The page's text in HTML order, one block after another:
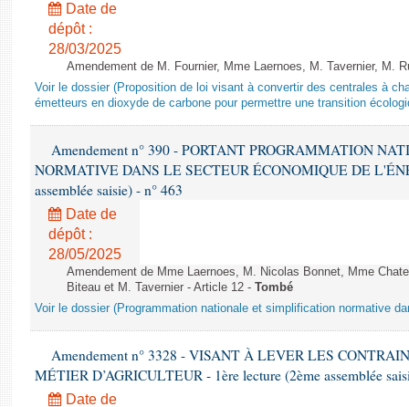
Date de
dépôt :
28/03/2025
Amendement de M. Fournier, Mme Laernoes, M. Tavernier, M.
Voir le dossier (Proposition de loi visant à convertir des centrales à
émetteurs en dioxyde de carbone pour permettre une transition
Amendement n° 390 - PORTANT PROGRAMMATION
NORMATIVE DANS LE SECTEUR ÉCONOMIQUE DE
assemblée saisie) - n° 463
Date de
dépôt :
28/05/2025
Amendement de Mme Laernoes, M. Nicolas Bonnet, Mme
Biteau et M. Tavernier - Article 12 - Tombé
Voir le dossier (Programmation nationale et simplification normative
Amendement n° 3328 - VISANT À LEVER LES
MÉTIER D’AGRICULTEUR - 1ère lecture (2ème assemblée
Date de